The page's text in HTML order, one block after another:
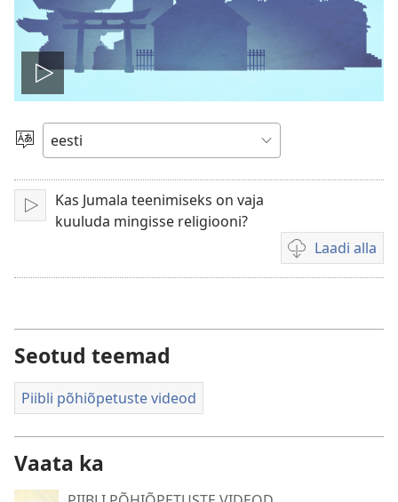
Esita
Vali
Esita
Kas Jumala teenimiseks on vaja
kuuluda mingisse religiooni?
Laadi alla
Videote
Seotud teemad
Piibli põhiõpetuste videod
Vaata ka